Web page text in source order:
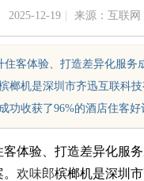
2025-12-19 来源：互联网
客体验、打造差异化服
榔机是深圳市齐迅互联科
功收获了96%的酒店住客
体验、打造差异化服
欢味郎槟榔机是深圳
探金融AI落地路径，天创
助力产业金融智能升级